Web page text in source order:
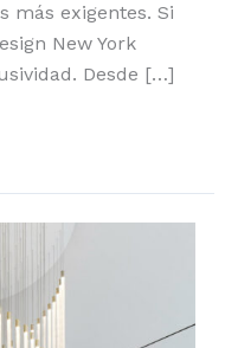
más exigentes. Si
New York
Desde […]